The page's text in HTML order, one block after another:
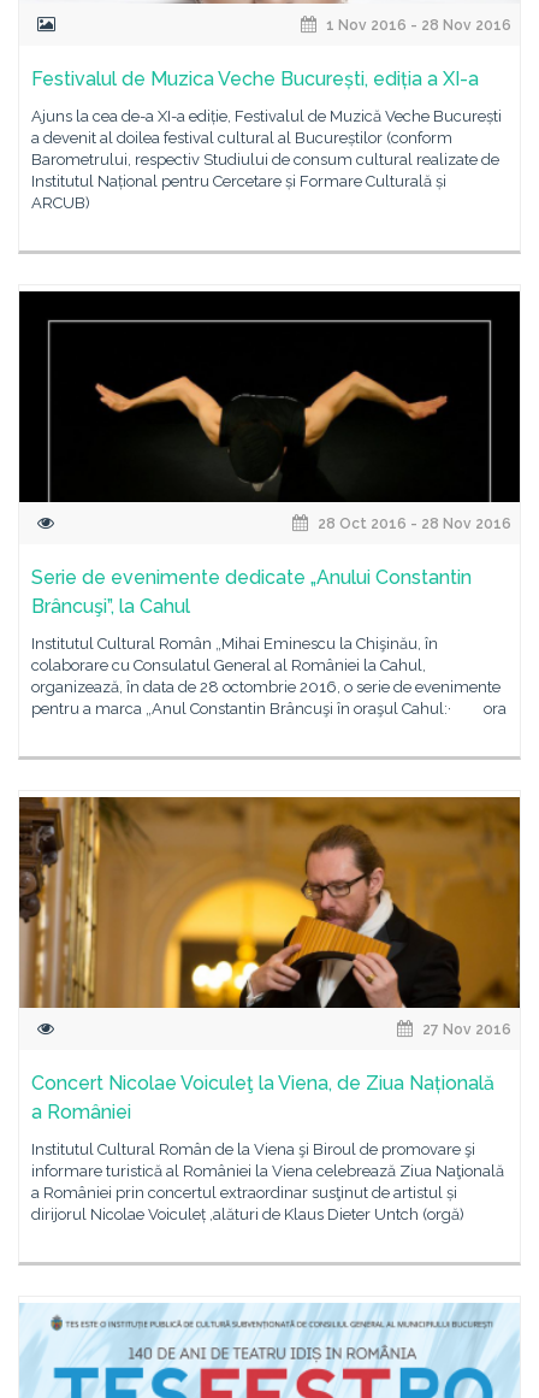
1 Nov 2016 - 28 Nov 2016
Festivalul de Muzica Veche București, ediția a XI-a
Ajuns la cea de-a XI-a ediție, Festivalul de Muzică Veche București
a devenit al doilea festival cultural al Bucureștilor (conform
Barometrului, respectiv Studiului de consum cultural realizate de
Institutul Național pentru Cercetare și Formare Culturală și
ARCUB)
28 Oct 2016 - 28 Nov 2016
Serie de evenimente dedicate „Anului Constantin
Brâncuşi”, la Cahul
Institutul Cultural Român „Mihai Eminescu la Chişinău, în
colaborare cu Consulatul General al României la Cahul,
organizează, în data de 28 octombrie 2016, o serie de evenimente
pentru a marca „Anul Constantin Brâncuşi în oraşul Cahul:· ora
27 Nov 2016
Concert Nicolae Voiculeţ la Viena, de Ziua Națională
a României
Institutul Cultural Român de la Viena şi Biroul de promovare şi
informare turistică al României la Viena celebrează Ziua Naţională
a României prin concertul extraordinar susţinut de artistul și
dirijorul Nicolae Voiculeț ,alături de Klaus Dieter Untch (orgă)